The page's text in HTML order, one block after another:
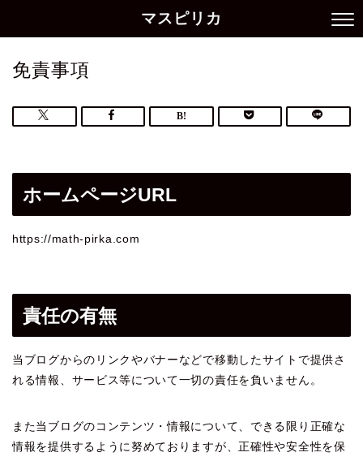
マスピリカ
免責事項
ホームページURL
https://math-pirka.com
責任の有無
当ブログからのリンクやバナーなどで移動したサイトで提供さ
れる情報、サービス等について一切の責任を負いません。
また当ブログのコンテンツ・情報について、できる限り正確な
情報を提供するように努めておりますが、正確性や安全性を保